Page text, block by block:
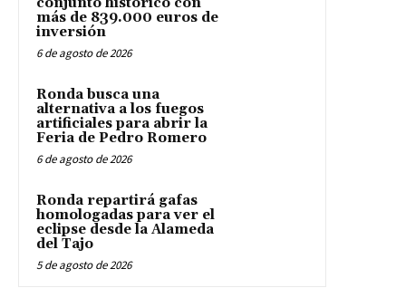
conjunto histórico con
más de 839.000 euros de
inversión
6 de agosto de 2026
Ronda busca una
alternativa a los fuegos
artificiales para abrir la
Feria de Pedro Romero
6 de agosto de 2026
Ronda repartirá gafas
homologadas para ver el
eclipse desde la Alameda
del Tajo
5 de agosto de 2026